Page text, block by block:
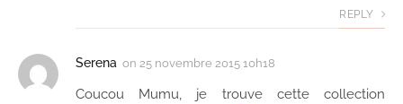
REPLY
Serena on 25 novembre 2015 10h18
Coucou Mumu, je trouve cette collection